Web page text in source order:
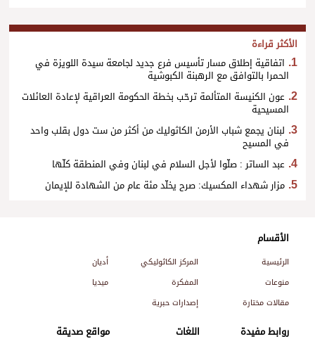
الأكثر قراءة
اتفاقية إطلاق مسار تأسيس فرع جديد لجامعة سيدة اللويزة في
الحمرا بالتوافق مع الرهبنة الكبوشية
عون الكنيسة المتألمة ترحّب بخطة الحكومة العراقية لإعادة العائلات
المسيحية
لبنان يجمع شباب الأرمن الكاثوليك من أكثر من ست دول بقلب واحد
في المسيح
عبد الساتر : صلّوا لأجل السلام في لبنان وفي المنطقة كلّها
مزار شهداء المكسيك: صرح يخلّد مئة عام من الشهادة للإيمان
الأقسام
الرئيسية المركز الكاثوليكي
أديان
منوعات
المفكرة
ميديا
مقالات مختارة
إصدارات حبرية
روابط مفيدة اللغات مواقع صديقة